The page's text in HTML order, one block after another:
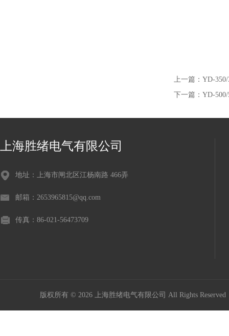
上一篇： YD-
下一篇： YD-
上海胜绪电气有限公司
地址：上海市闸北区江杨南路 466弄
邮箱：2653965815@qq.com
传真：86-021-56473709
版权所有 © 2026 上海胜绪电气有限公司 All Rights